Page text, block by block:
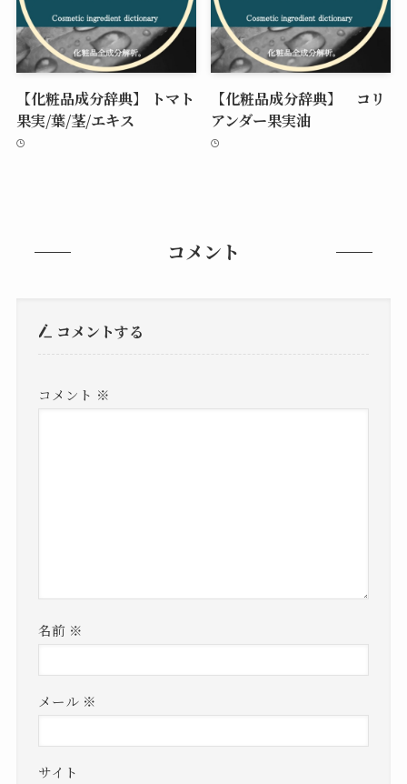
【化粧品成分辞典】 トマト
果実/葉/茎/エキス
【化粧品成分辞典】 コリ
アンダー果実油
コメント
コメントする
コメント ※
名前 ※
メール ※
サイト